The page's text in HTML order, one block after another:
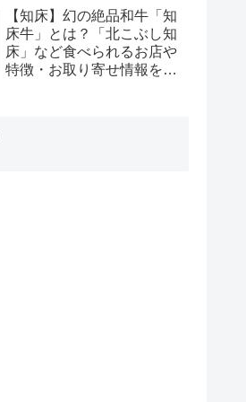
【知床】幻の絶品和牛「知
床牛」とは？「北こぶし知
床」など食べられるお店や
特徴・お取り寄せ情報を紹